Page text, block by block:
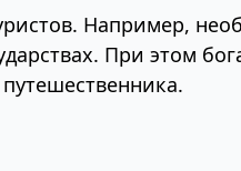
Например,
При этом